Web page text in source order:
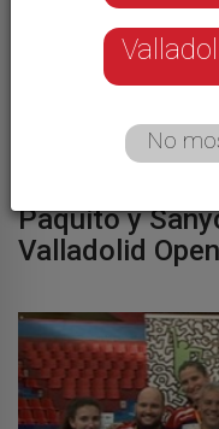
Paquito y
Valladolid
No